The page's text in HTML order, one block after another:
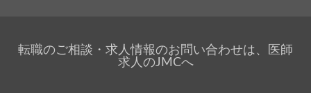
転職のご相談・求人情報のお問い合わせは、医師
求人のJMCへ